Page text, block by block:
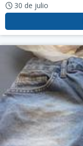
30 de julio